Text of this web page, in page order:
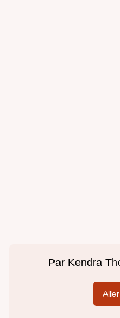
Par Kendra